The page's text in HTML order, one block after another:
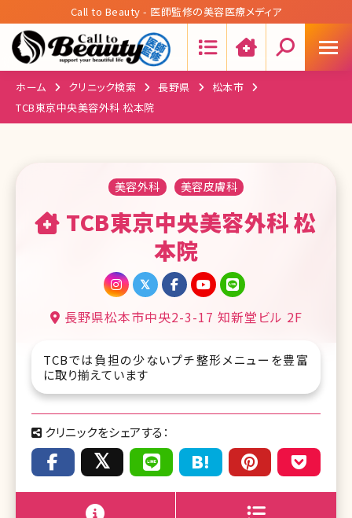
Call to Beauty - 医師監修の美容医療メディア
ホーム クリニック検索 長野県
松本市
TCB東京中央美容外科 松本院
美容外科 美容皮膚科
TCB東京中央美容外科 松
本院
長野県松本市中央2-3-17 知新堂ビル 2F
TCBでは負担の少ないプチ整形メニューを豊富
に取り揃えています
クリニックをシェアする：